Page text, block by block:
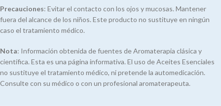
Precauciones: Evitar el contacto con los ojos y mucosas. Mantener
fuera del alcance de los niños. Este producto no sustituye en ningún
caso el tratamiento médico.
Nota: Información obtenida de fuentes de Aromaterapia clásica y
científica. Esta es una página informativa. El uso de Aceites Esenciales
no sustituye el tratamiento médico, ni pretende la automedicación.
Consulte con su médico o con un profesional aromaterapeuta.